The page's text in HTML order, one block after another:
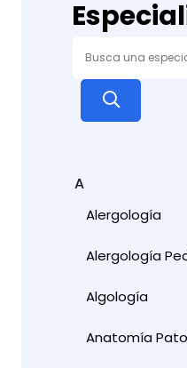
A
Alergología
Alergología
Algología
Anatomía